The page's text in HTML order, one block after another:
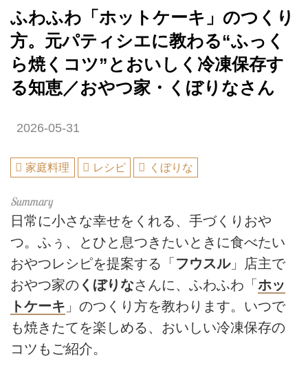
ふわふわ「ホットケーキ」のつくり
方。元パティシエに教わる“ふっく
ら焼くコツ”とおいしく冷凍保存す
る知恵／おやつ家・くぼりなさん
2026-05-31
家庭料理 レシピ くぼりな
日常に小さな幸せをくれる、手づくりおや
つ。ふぅ、とひと息つきたいときに食べたい
おやつレシピを提案する「 フウスル」店主で
おやつ家の くぼりなさんに、ふわふわ「 ホッ
トケーキ 」のつくり方を教わります。いつで
も焼きたてを楽しめる、おいしい冷凍保存の
コツもご紹介。